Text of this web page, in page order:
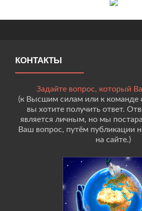
КОНТАКТЫ
Задайте вопрос, который
(к Высшим силам или к команде
вы хотите получить ответ.
является личным, но мы
Ваш вопрос, путём публикации
на сайте.)